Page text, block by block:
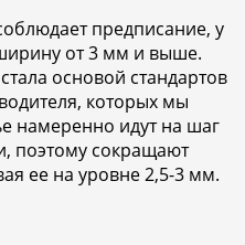
предписание, у
от 3 мм и выше.
основой стандартов
которых мы
намеренно идут на шаг
поэтому сокращают
ее на уровне 2,5-3 мм.